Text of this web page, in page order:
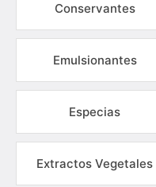
Conservantes
Emulsionantes
Especias
Extractos Vegetales